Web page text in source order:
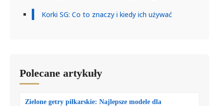
Korki SG: Co to znaczy i kiedy ich używać
Polecane artykuły
Zielone getry piłkarskie: Najlepsze modele dla